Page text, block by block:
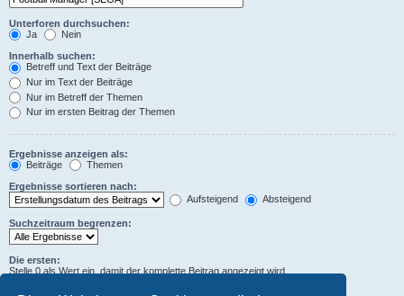
Unterforen durchsuchen:
Ja
Nein
Innerhalb suchen:
Betreff und Text der Beiträge
Nur im Text der Beiträge
Nur im Betreff der Themen
Nur im ersten Beitrag der Themen
Ergebnisse anzeigen als:
Beiträge
Themen
Ergebnisse sortieren nach:
Aufsteigend
Absteigend
Suchzeitraum begrenzen:
Die ersten:
Stelle 0 als Wert ein, damit der komplette Beitrag angezeigt wird.